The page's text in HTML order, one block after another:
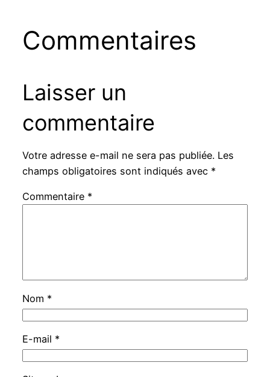
Commentaires
Laisser un
commentaire
Votre adresse e-mail ne sera pas publiée. Les
champs obligatoires sont indiqués avec *
Commentaire *
Nom *
E-mail *